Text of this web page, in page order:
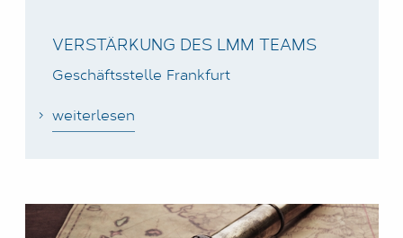
VERSTÄRKUNG DES LMM TEAMS
Geschäftsstelle Frankfurt
weiterlesen